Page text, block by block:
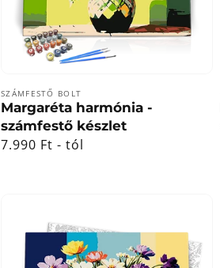
Forgalmazó:
SZÁMFESTŐ BOLT
Margaréta harmónia -
számfestő készlet
Normál
7.990 Ft - tól